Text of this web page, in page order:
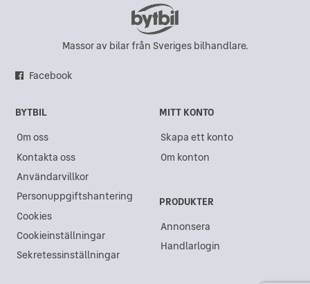
Massor av bilar från Sveriges bilhandlare.
Facebook
BYTBIL
Om oss
Kontakta oss
Användarvillkor
Personuppgiftshantering
Cookies
Cookieinställningar
Sekretessinställningar
MITT KONTO
Skapa ett konto
Om konton
PRODUKTER
Annonsera
Handlarlogin